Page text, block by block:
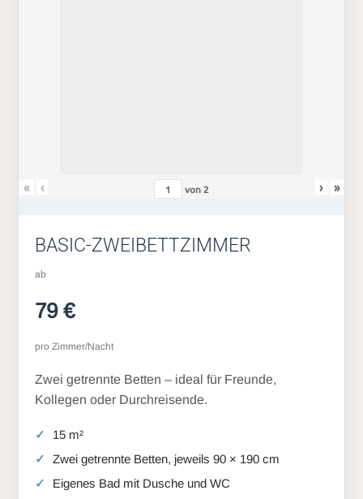
« ‹ von 2 › »
BASIC-ZWEIBETTZIMMER
ab
79 €
pro Zimmer/Nacht
Zwei getrennte Betten – ideal für Freunde,
Kollegen oder Durchreisende.
15 m²
Zwei getrennte Betten, jeweils 90 × 190 cm
Eigenes Bad mit Dusche und WC